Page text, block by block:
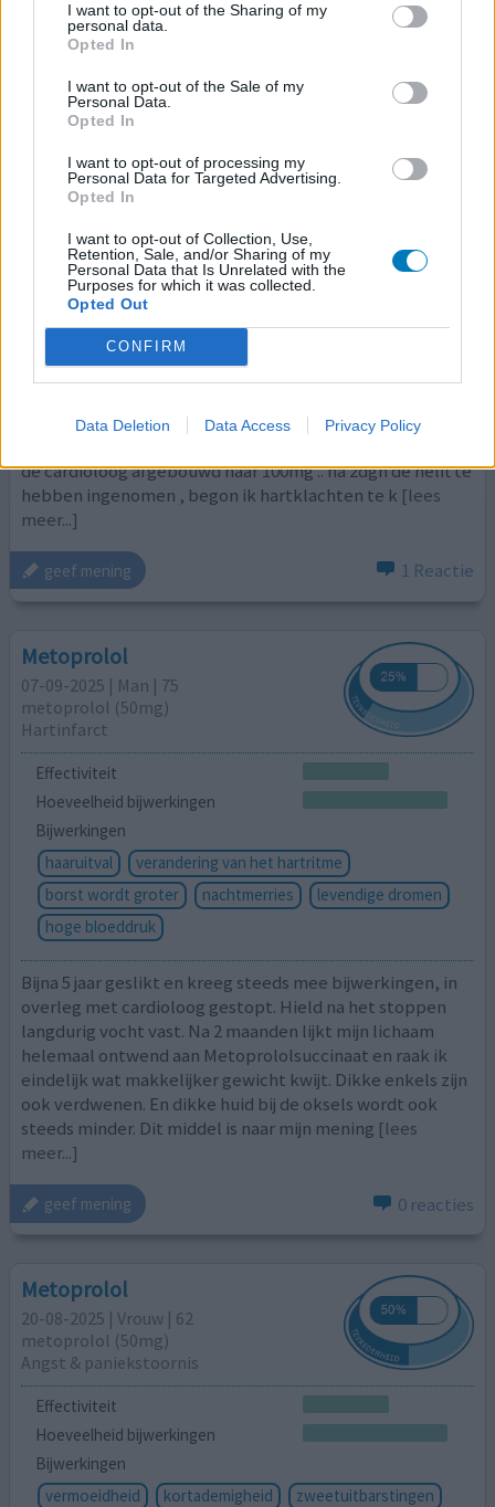
I want to opt-out of the Sharing of my
personal data.
Opted In
I want to opt-out of the Sale of my
Personal Data.
Opted In
I want to opt-out of processing my
Personal Data for Targeted Advertising.
Opted In
I want to opt-out of Collection, Use,
Retention, Sale, and/or Sharing of my
Personal Data that Is Unrelated with the
Purposes for which it was collected.
Opted Out
CONFIRM
Data Deletion Data Access Privacy Policy
Metoprolol
11-10-2025 | Man | 43
metoprolol (200mg)
Hartinfarct
Effectiviteit
Hoeveelheid bijwerkingen
Bijwerkingen
duizeligheid
koude handen
duizeligheid bij het opstaan
Sinds mn hartinfarct 2024 (nov’) gebruik ik metoprolol
200mg .. eerste paar maanden prima middel, alleen
2 a 3 maanden begon duizeligheid op te spelen bij
de cardioloog afgebouwd naar 100mg .. na 2dgn de helft te
hebben ingenomen , begon ik hartklachten te k [lees
meer...]
geef mening 1 Reactie
Metoprolol
07-09-2025 | Man | 75
metoprolol (50mg)
Hartinfarct
Effectiviteit
Hoeveelheid bijwerkingen
Bijwerkingen
haaruitval
verandering van het hartritme
borst wordt groter
nachtmerries
levendige dromen
hoge bloeddruk
Bijna 5 jaar geslikt en kreeg steeds mee bijwerkingen, in
overleg met cardioloog gestopt. Hield na het stoppen
langdurig vocht vast. Na 2 maanden lijkt mijn lichaam
helemaal ontwend aan Metoprololsuccinaat en raak ik
eindelijk wat makkelijker gewicht kwijt. Dikke enkels zijn
ook verdwenen. En dikke huid bij de oksels wordt ook
steeds minder. Dit middel is naar mijn mening [lees
meer...]
geef mening 0 reacties
Metoprolol
20-08-2025 | Vrouw | 62
metoprolol (50mg)
Angst & paniekstoornis
Effectiviteit
Hoeveelheid bijwerkingen
Bijwerkingen
vermoeidheid
kortademigheid
zweetuitbarstingen